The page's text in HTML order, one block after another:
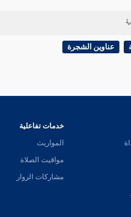
عناوين الشجرة
خدمات تفاعلية
المواريث
مواقيت الصلاة
مشاركات الزوار